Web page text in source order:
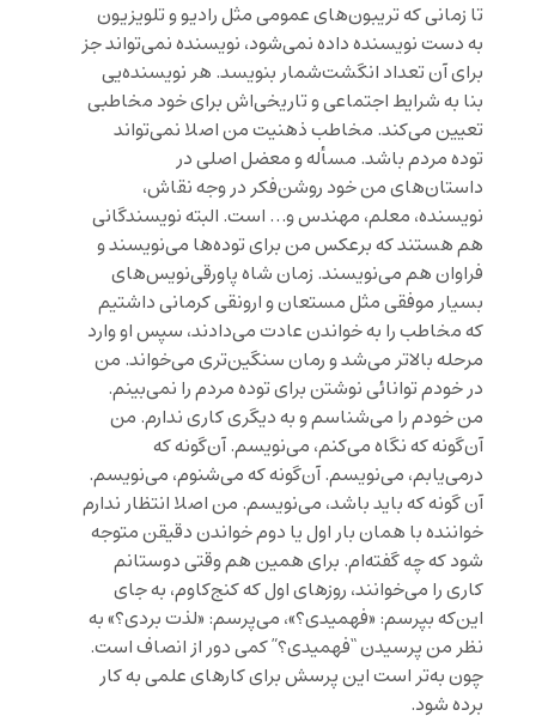
تا زمانی که تریبون‌های عمومی مثل رادیو و تلویزیون
به دست نویسنده داده نمی‌شود، نویسنده نمی‌تواند جز
برای آن تعداد انگشت‌شمار بنویسد. هر نویسنده‌یی
بنا به شرایط اجتماعی و تاریخی‌اش برای خود مخاطبی
تعیین می‌‌کند. مخاطب ذهنیت من اصلا نمی‌‌تواند
توده مردم باشد. مسأله و معضل اصلی در
داستان‌‌های من خود روشن‌فکر در وجه نقاش،
نویسنده، معلم، مهندس و… است. البته نویسندگانی
هم هستند که برعکس من برای توده‌ها می‌نویسند و
فراوان هم می‌نویسند. زمان شاه پاورقی‌نویس‌های
بسیار موفقی مثل مستعان و ارونقی کرمانی داشتیم
که مخاطب را به خواندن عادت می‌دادند، سپس او وارد
مرحله بالاتر می‌شد و رمان سنگین‌تری می‌خواند. من
در خودم توانائی نوشتن برای توده مردم را نمی‌‌بینم.
من خودم را می‌شناسم و به دیگری کاری ندارم. من
آن‌گونه که نگاه می‌کنم، می‌نویسم. آن‌گونه که
درمی‌یابم، می‌نویسم. آن‌گونه که می‌شنوم، می‌نویسم.
آن ‌گونه که باید باشد، می‌نویسم. من اصلا انتظار ندارم
خواننده با همان بار اول یا دوم خواندن دقیقن متوجه
شود که چه گفته‌ام. برای همین هم وقتی دوستانم
کاری را می‌خوانند، روزهای اول که کنج‌کاوم، به جای
این‌که بپرسم: «فهمیدی؟»، می‌پرسم: «لذت بردی؟» به
نظر من پرسیدن “فهمیدی؟” کمی دور از انصاف است.
چون به‌تر است این پرسش برای کارهای علمی به کار
برده شود.